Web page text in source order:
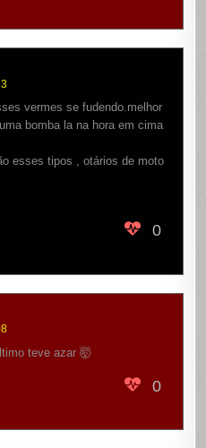
vermes se fudendo.melhor
bomba la na hora em cima
esses tipos , otários de moto
0
teve azar 🤯
0